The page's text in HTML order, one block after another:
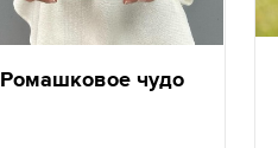
Ромашковое чудо